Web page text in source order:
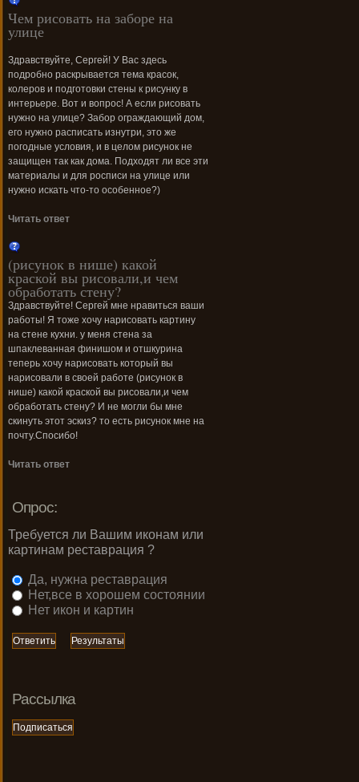
Чем рисовать на заборе на
улице
Здравствуйте, Сергей! У Вас здесь
подробно раскрывается тема красок,
колеров и подготовки стены к рисунку в
интерьере. Вот и вопрос! А если рисовать
нужно на улице? Забор ограждающий дом,
его нужно расписать изнутри, это же
погодные условия, и в целом рисунок не
защищен так как дома. Подходят ли все эти
материалы и для росписи на улице или
нужно искать что-то особенное?)
Читать ответ
(рисунок в нише) какой
краской вы рисовали,и чем
обработать стену?
Здравствуйте! Сергей мне нравиться ваши
работы! Я тоже хочу нарисовать картину
на стене кухни. у меня стена за
шпаклеванная финишом и отшкурина
теперь хочу нарисовать который вы
нарисовали в своей работе (рисунок в
нише) какой краской вы рисовали,и чем
обработать стену? И не могли бы мне
скинуть этот эскиз? то есть рисунок мне на
почту.Спосибо!
Читать ответ
Опрос:
Требуется ли Вашим иконам или
картинам реставрация ?
Да, нужна реставрация
Нет,все в хорошем состоянии
Нет икон и картин
Рассылка